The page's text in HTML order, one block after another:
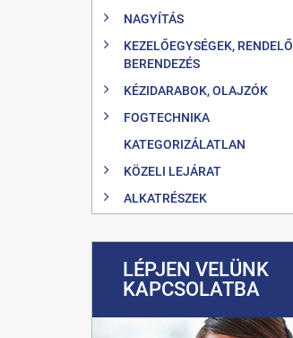
NAGYÍTÁS
KEZELŐEGYSÉGEK, RENDELŐ
BERENDEZÉS
KÉZIDARABOK, OLAJZÓK
FOGTECHNIKA
KATEGORIZÁLATLAN
KÖZELI LEJÁRAT
ALKATRÉSZEK
LÉPJEN VELÜNK
KAPCSOLATBA